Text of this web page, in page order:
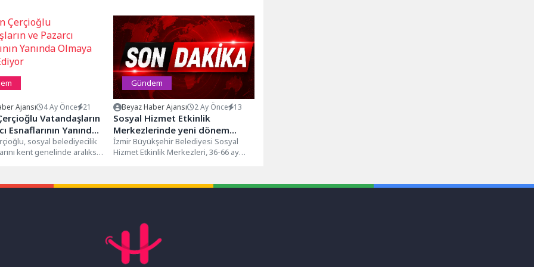
Ajansı 4 Ay Önce 21
Vatandaşların
Esnaflarının Yanında
Ediyor
sosyal belediyecilik
kent genelinde aralıksız
Gündem
Beyaz Haber Ajansı 2 Ay Önce 13
Sosyal Hizmet Etkinlik
Merkezlerinde yeni dönem
heyecanı
İzmir Büyükşehir Belediyesi Sosyal
Hizmet Etkinlik Merkezleri, 36-66 ay